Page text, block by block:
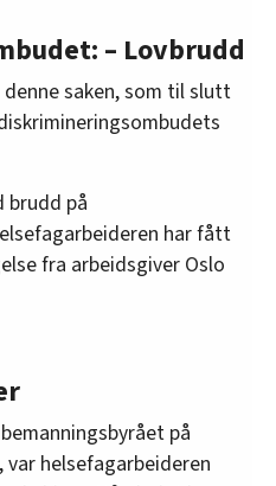
– Lovbrudd
saken, som til slutt
brudd på
har fått
fra arbeidsgiver Oslo
på
helsefagarbeideren